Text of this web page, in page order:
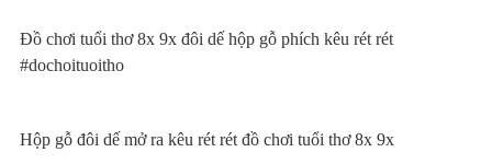
Đồ chơi tuổi thơ 8x 9x đôi dế hộp gỗ phích kêu rét rét
#dochoituoitho
Hộp gỗ đôi dế mở ra kêu rét rét đồ chơi tuổi thơ 8x 9x